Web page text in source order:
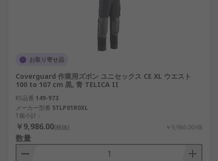
お取り寄せ品
Coverguard 作業用ズボン ユニセックス CE XL ウエスト
100 to 107 cm 黒, 青 TELICA II
RS品番 149-973
メーカー型番 5TLP01R0XL
1個小計：
￥9,986.00(税抜) ￥9,986.00/個
数量